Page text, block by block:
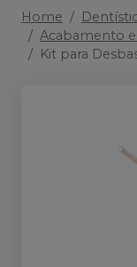
Home
Acabamento
Kit para